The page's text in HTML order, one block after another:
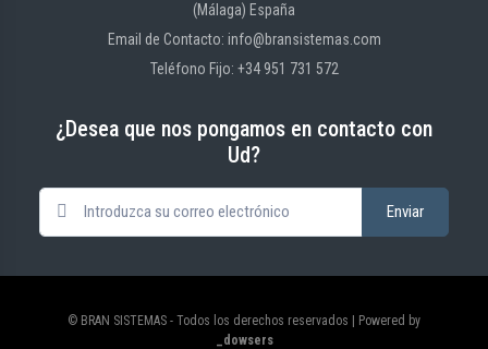
(Málaga) España
Email de Contacto: info@bransistemas.com
Teléfono Fijo: +34 951 731 572
¿Desea que nos pongamos en contacto con
Ud?
© BRAN SISTEMAS - Todos los derechos reservados | Powered by
_dowsers